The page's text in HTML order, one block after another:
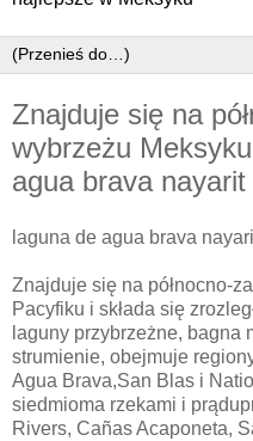
Znajduje się na
wybrzeżu
agua brava nayarit
laguna de agua brava
Znajduje się na północno-
Pacyfiku i składa się
laguny przybrzeżne, bagna
strumienie, obejmuje
Agua Brava,San Blas i
siedmioma rzekami i
Rivers, Cañas Acaponeta,